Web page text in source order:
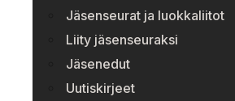
Jäsenseurat ja luokkaliitot
Liity jäsenseuraksi
Jäsenedut
Uutiskirjeet